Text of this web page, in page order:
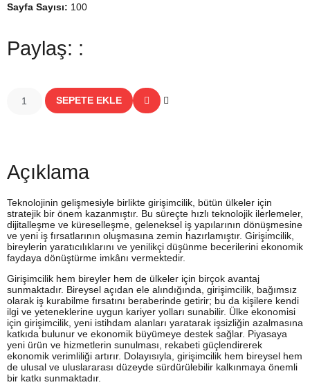
Sayfa Sayısı: 100
Paylaş: :
SEPETE EKLE
Açıklama
Teknolojinin gelişmesiyle birlikte girişimcilik, bütün ülkeler için
stratejik bir önem kazanmıştır. Bu süreçte hızlı teknolojik ilerlemeler,
dijitalleşme ve küreselleşme, geleneksel iş yapılarının dönüşmesine
ve yeni iş fırsatlarının oluşmasına zemin hazırlamıştır. Girişimcilik,
bireylerin yaratıcılıklarını ve yenilikçi düşünme becerilerini ekonomik
faydaya dönüştürme imkânı vermektedir.
Girişimcilik hem bireyler hem de ülkeler için birçok avantaj
sunmaktadır. Bireysel açıdan ele alındığında, girişimcilik, bağımsız
olarak iş kurabilme fırsatını beraberinde getirir; bu da kişilere kendi
ilgi ve yeteneklerine uygun kariyer yolları sunabilir. Ülke ekonomisi
için girişimcilik, yeni istihdam alanları yaratarak işsizliğin azalmasına
katkıda bulunur ve ekonomik büyümeye destek sağlar. Piyasaya
yeni ürün ve hizmetlerin sunulması, rekabeti güçlendirerek
ekonomik verimliliği artırır. Dolayısıyla, girişimcilik hem bireysel hem
de ulusal ve uluslararası düzeyde sürdürülebilir kalkınmaya önemli
bir katkı sunmaktadır.